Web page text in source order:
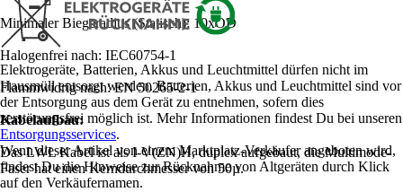
Minimaler Biegeradius (Statisch): 10xOD
Halogenfrei nach: IEC60754-1
Flammwidrig nach: EN 50265-2-1
Kabelaufbau:
Das LWL Kabel ist als I-V(ZN)H, duplex aufgebaut, die Multimode-
Faser hat einen Kerndurchmesser von 50µ.
Elektrogeräte, Batterien, Akkus und Leuchtmittel dürfen nicht im
Hausmüll entsorgt werden. Batterien, Akkus und Leuchtmittel sind vor
der Entsorgung aus dem Gerät zu entnehmen, sofern dies
zerstörungsfrei möglich ist. Mehr Informationen findest Du bei unseren
Entsorgungsservices.
Wenn dieser Artikel von einem Marktplatz-Verkäufer angeboten wird,
findest Du die Hinweise zur Rücknahme von Altgeräten durch Klick
auf den Verkäufernamen.